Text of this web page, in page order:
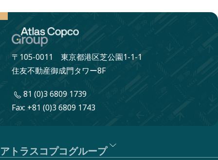
〒105-0011 東京都港区芝公園1-1-1
住友不動産御成門タワー8F
81 (0)3 6809 1739
Fax: +81 (0)3 6809 1743
アトラスコプコグループ